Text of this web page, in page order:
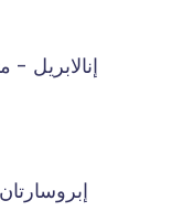
إنالابريل -